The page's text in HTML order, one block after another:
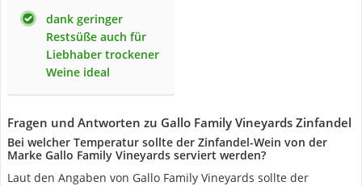
dank geringer
Restsüße auch für
Liebhaber trockener
Weine ideal
Fragen und Antworten zu Gallo Family Vineyards Zinfandel
Bei welcher Temperatur sollte der Zinfandel-Wein von der
Marke Gallo Family Vineyards serviert werden?
Laut den Angaben von Gallo Family Vineyards sollte der